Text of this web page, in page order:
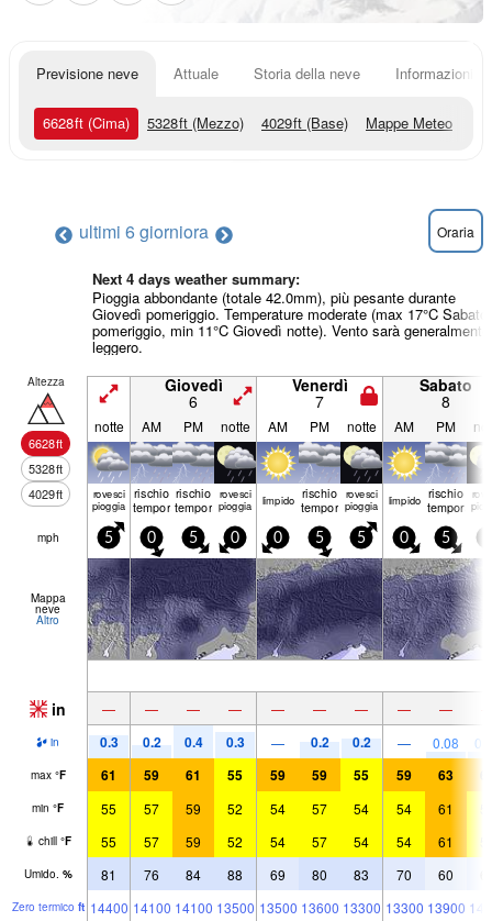
Previsione neve Attuale Storia della neve Informazioni
6628ft (Cima) 5328ft (Mezzo) 4029ft (Base) Mappe Meteo
ultimi 6 giorniora Oraria
Next 4 days weather summary:
Pioggia abbondante (totale 42.0mm), più pesante durante
Giovedì pomeriggio. Temperature moderate (max 17°C Sabato
pomeriggio, min 11°C Giovedì notte). Vento sarà generalmente
leggero.
Altezza
6628ft
5328ft
4029ft
Giovedì
6
Venerdì
7
Sabato
8
notte AM PM notte AM PM notte AM PM
rovesci
pioggia
rischio
temporale
rischio
temporale
rovesci
pioggia limp­ido rischio
temporale
rovesci
pioggia limp­ido rischio
temporale
mph 5 0 5 0 0 5 5 0 5
Mappa
neve
Altro
in — — — — — — — — —
in 0.3 0.2 0.4 0.3 — 0.2 0.2 — 0.08
max °F 61 59 61 55 59 59 55 59 63
min °F 55 57 59 52 54 57 54 54 61
chill °F 55 57 59 52 54 57 54 54 61
Umido. % 81 76 84 88 69 80 83 70 60
Zero termico ft 14400 14100 14100 13500 13500 13600 13300 13300 13900